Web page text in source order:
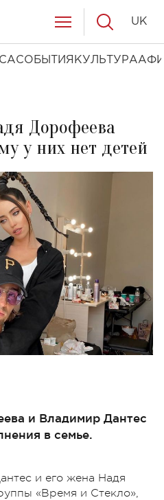
СОБЫТИЯ КУЛЬТУРА
UK
Дорофеева
у них нет детей
и Владимир Дантес
в семье.
и его жена Надя
«Время и Стекло»,